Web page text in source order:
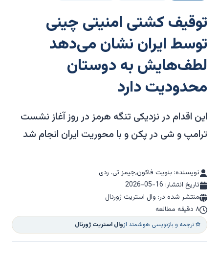
توقیف کشتی امنیتی چینی
توسط ایران نشان می‌دهد
لطف‌هایش به دوستان
محدودیت دارد
این اقدام در نزدیکی تنگه هرمز در روز آغاز نشست
ترامپ و شی در پکن و با محوریت ایران انجام شد
نویسنده: بنویت فاکون,جیمز تی. ردی
تاریخ انتشار: 2026-05-16
منتشر شده در: وال استریت ژورنال
۸ دقیقه مطالعه
ترجمه و بازنویسی هوشمند ازوال استریت ژورنال